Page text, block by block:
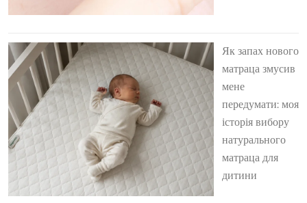
Як запах нового
матраца змусив
мене
передумати: моя
історія вибору
натурального
матраца для
дитини